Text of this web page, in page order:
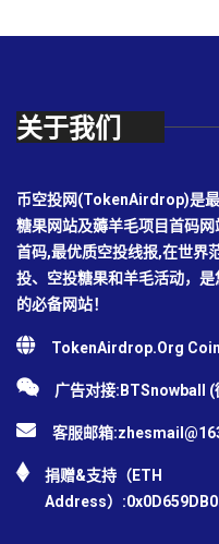
关于我们
币空投网(TokenAirdrop)是
糖果网站及薅羊毛项目首码
首码,最优质空投线报,在世界
投、空投糖果和羊毛活动，
的必备网站！
TokenAirdrop.Org
广告对接:BTSnowball (
客服邮箱:
捐赠&支持（ETH
Address）